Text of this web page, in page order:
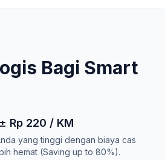
Bagi Smart
Rp 220 / KM
yang tinggi dengan biaya cas
hemat (Saving up to 80%).